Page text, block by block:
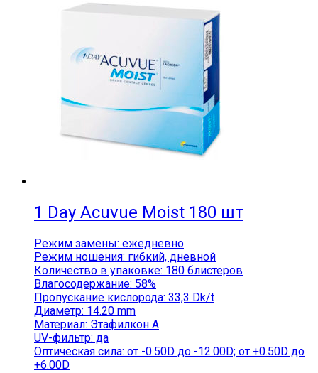
1 Day Acuvue Moist 180 шт
Режим замены: ежедневно
Режим ношения: гибкий, дневной
Количество в упаковке: 180 блистеров
Влагосодержание: 58%
Пропускание кислорода: 33,3 Dk/t
Диаметр: 14.20 mm
Материал: Этафилкон А
UV-фильтр: да
Оптическая сила: от -0.50D до -12.00D; от +0.50D до
+6.00D